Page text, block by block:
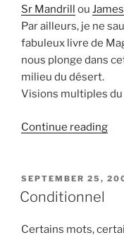
Sr Mandrill ou
Par ailleurs, je ne
fabuleux livre de
nous plonge dans
milieu du désert.
Visions multiples
Continue reading
POSTED
ON
SEPTEMBER 25,
Conditionnel
Certains mots,